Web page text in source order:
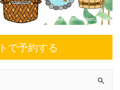
で予約する